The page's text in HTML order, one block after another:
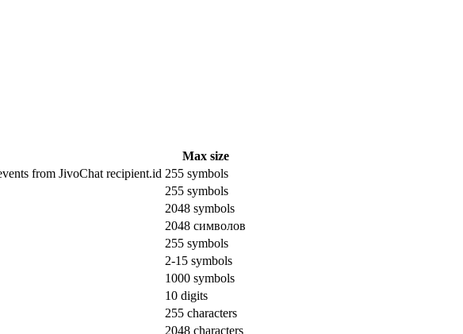
Max size
from JivoChat recipient.id 255 symbols
255 symbols
2048 symbols
2048 символов
255 symbols
2-15 symbols
1000 symbols
10 digits
255 characters
2048 characters